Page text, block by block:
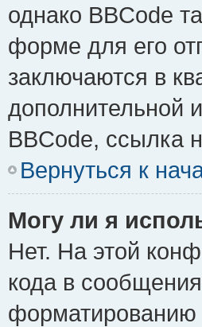
однако BBCode
форме для его
заключаются в
дополнительной
BBCode, ссылка
Вернуться к
Могу ли я
Нет. На этой
кода в
форматированию